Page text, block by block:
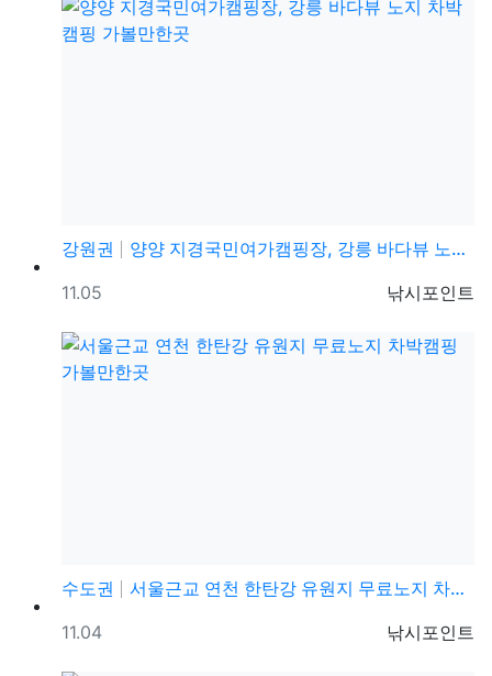
강원권
양양 지경국민여가캠핑장, 강릉 바다뷰 노지 차박캠핑 가…
등록자
낚시포인트
등록일
11.05
수도권
서울근교 연천 한탄강 유원지 무료노지 차박캠핑 가볼만한…
등록자
낚시포인트
등록일
11.04